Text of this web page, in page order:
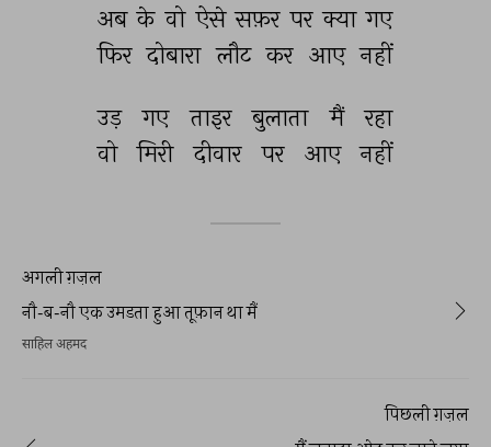
अब के वो ऐसे सफ़र पर क्या गए
फिर दोबारा लौट कर आए नहीं
उड़ गए ताइर बुलाता मैं
रहा
वो
मिरी दीवार पर आए नहीं
अगली ग़ज़ल
नौ-ब-नौ एक उमडता हुआ तूफ़ान था मैं
साहिल अहमद
पिछली ग़ज़ल